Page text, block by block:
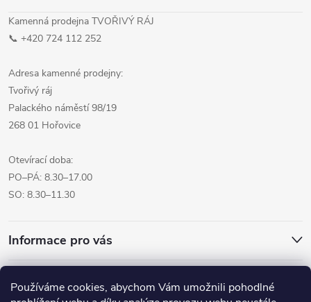
Používáme cookies, abychom Vám umožnili pohodlné
Kamenná prodejna TVOŘIVÝ RÁJ
📞 +420 724 112 252
Adresa kamenné prodejny:
Tvořivý ráj
Palackého náměstí 98/19
268 01 Hořovice
Otevírací doba:
PO–PÁ: 8.30–17.00
SO: 8.30–11.30
Informace pro vás
Přijímáme online platby